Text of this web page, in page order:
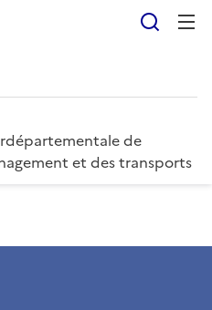
de
et des transports